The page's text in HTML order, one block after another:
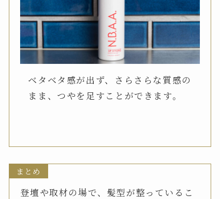
ベタベタ感が出ず、さらさらな質感の
まま、つやを足すことができます。
まとめ
登壇や取材の場で、髪型が整っているこ